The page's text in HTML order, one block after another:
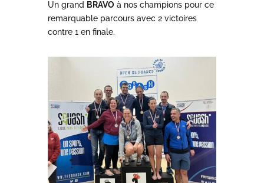
Un grand BRAVOà nos champions pour ce
remarquable parcours avec 2 victoires
contre 1 en finale.